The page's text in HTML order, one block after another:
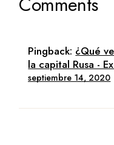
Pingback: ¿Qué
la capital Rusa -
septiembre 14, 2020